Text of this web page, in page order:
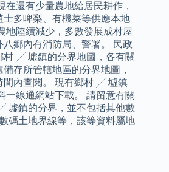
在還有少量農地給居民耕作，
多啤梨、有機菜等供應本地
地陸續減少，多數發展成村屋
鄉內有消防局、警署。 民政
村 ╱ 墟鎮的分界地圖，各有關
存所管轄地區的分界地圖，
間內查閱。 現有鄉村 ╱ 墟鎮
一線通網站下載。 請留意有關
墟鎮的分界，並不包括其他數
碼土地界線等，該等資料屬地